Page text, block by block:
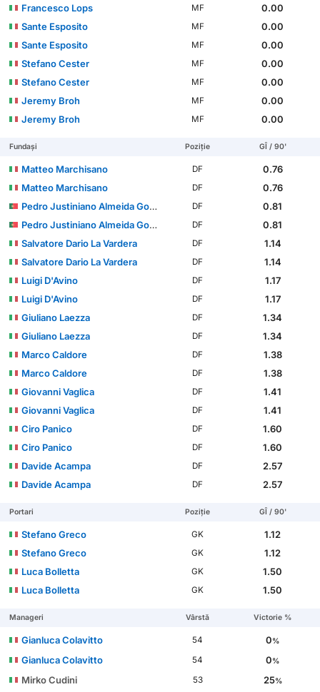
Francesco Lops
MF
0.00
Sante Esposito
MF
0.00
Sante Esposito
MF
0.00
Stefano Cester
MF
0.00
Stefano Cester
MF
0.00
Jeremy Broh
MF
0.00
Jeremy Broh
MF 0.00
Fundași Poziție GÎ / 90'
Matteo Marchisano DF
0.76
Matteo Marchisano
DF
0.76
Pedro Justiniano Almeida Gomes
DF
0.81
Pedro Justiniano Almeida Gomes
DF
0.81
Salvatore Dario La Vardera
DF
1.14
Salvatore Dario La Vardera
DF
1.14
Luigi D'Avino
DF
1.17
Luigi D'Avino
DF
1.17
Giuliano Laezza
DF
1.34
Giuliano Laezza
DF
1.34
Marco Caldore
DF
1.38
Marco Caldore
DF
1.38
Giovanni Vaglica
DF
1.41
Giovanni Vaglica
DF
1.41
Ciro Panico
DF
1.60
Ciro Panico
DF
1.60
Davide Acampa
DF
2.57
Davide Acampa
DF 2.57
Portari Poziție GÎ / 90'
Stefano Greco GK
1.12
Stefano Greco
GK
1.12
Luca Bolletta
GK
1.50
Luca Bolletta
GK 1.50
Manageri Vârstă Victorie %
Gianluca Colavitto 54 0%
Gianluca Colavitto 54 0%
Mirko Cudini 53 25%